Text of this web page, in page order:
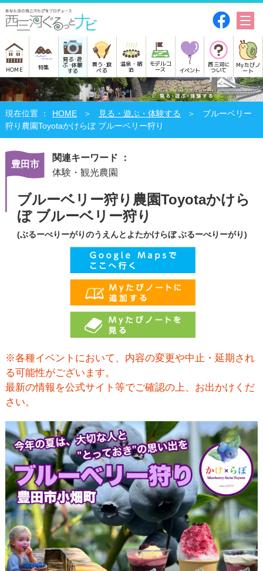
HOME 特集
見る･遊
ぶ･体験
する
買う･食
べる
温泉・宿
泊
モデルコ
ース イベント
西三河に
ついて
Myたびノ
ート
HOME 見る・遊ぶ・体験する
ブルーベリー
狩り農園Toyotaかけらぼ ブルーベリー狩り
豊田市
関連キーワード ：
体験・観光農園
ブルーベリー狩り農園Toyotaかけら
ぼ ブルーベリー狩り
(ぶるーべりーがりのうえんとよたかけらぼ ぶるーべりーがり)
※各種イベントにおいて、内容の変更や中止・延期され
る可能性がございます。
最新の情報を公式サイト等でご確認の上、お出かけくだ
さい。